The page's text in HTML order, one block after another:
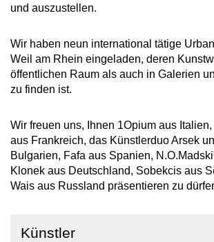
und auszustellen.
Wir haben neun international tätige
Weil am Rhein eingeladen, deren
öffentlichen Raum als auch in Galerien
zu finden ist.
Wir freuen uns, Ihnen 1Opium aus
aus Frankreich, das Künstlerduo Arsek
Bulgarien, Fafa aus Spanien,
Klonek aus Deutschland, Sobekcis aus
Wais aus Russland präsentieren zu
Künstler